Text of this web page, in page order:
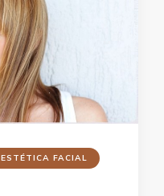
ESTÉTICA FACIAL